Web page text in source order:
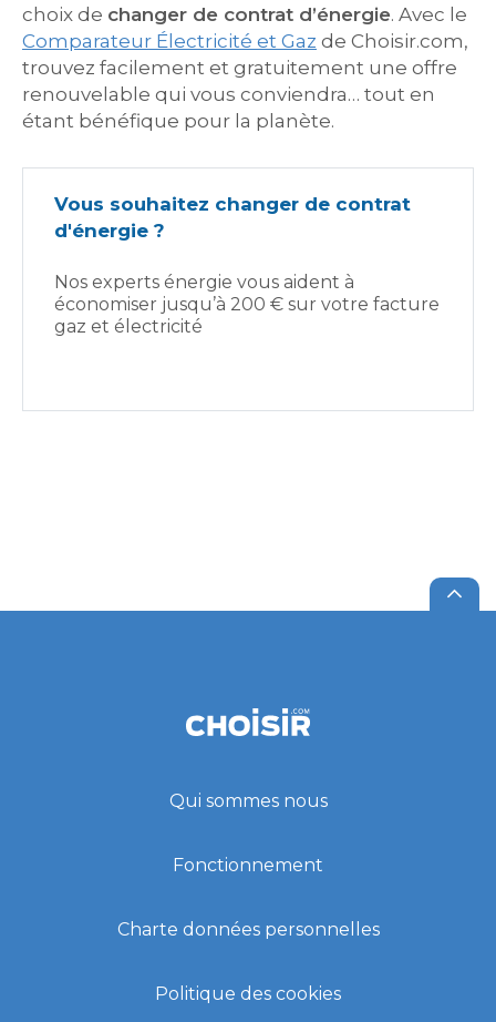
choix de changer de contrat d’énergie. Avec le
Comparateur Électricité et Gaz de Choisir.com,
trouvez facilement et gratuitement une offre
renouvelable qui vous conviendra… tout en
étant bénéfique pour la planète.
Vous souhaitez changer de contrat
d'énergie ?
Nos experts énergie vous aident à
économiser jusqu’à 200 € sur votre facture
gaz et électricité
Qui sommes nous
Fonctionnement
Charte données personnelles
Politique des cookies